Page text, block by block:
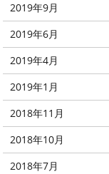
2019年9月
2019年6月
2019年4月
2019年1月
2018年11月
2018年10月
2018年7月